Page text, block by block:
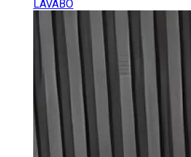
LAVABO